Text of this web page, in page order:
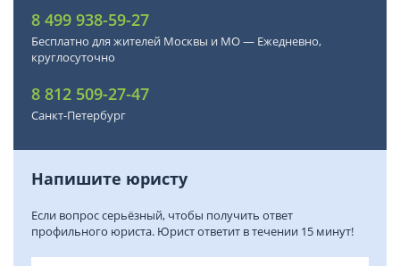
8 499 938-59-27
Бесплатно для жителей Москвы и МО — Ежедневно,
круглосуточно
8 812 509-27-47
Санкт-Петербург
Напишите юристу
Если вопрос серьёзный, чтобы получить ответ
профильного юриста. Юрист ответит в течении 15 минут!